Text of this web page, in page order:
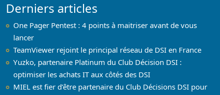
Derniers articles
One Pager Pentest : 4 points à maitriser avant de vous
lancer
TeamViewer rejoint le principal réseau de DSI en France
Yuzko, partenaire Platinum du Club Décision DSI :
optimiser les achats IT aux côtés des DSI
MIEL est fier d’être partenaire du Club Décisions DSI pour